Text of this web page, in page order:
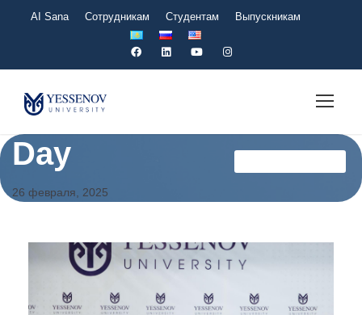
AI Sana Сотрудникам Студентам Выпускникам
Day
26 февраля, 2025